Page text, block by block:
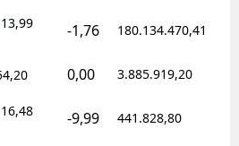
13,99 -1,76 180.134.470,41
0,00 3.885.919,20
16,48 -9,99 441.828,80